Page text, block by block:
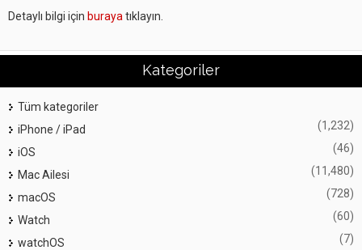
Detaylı bilgi için buraya tıklayın.
Kategoriler
Tüm kategoriler
iPhone / iPad
(1,232)
iOS (46)
Mac Ailesi (11,480)
macOS (728)
Watch (60)
watchOS (7)